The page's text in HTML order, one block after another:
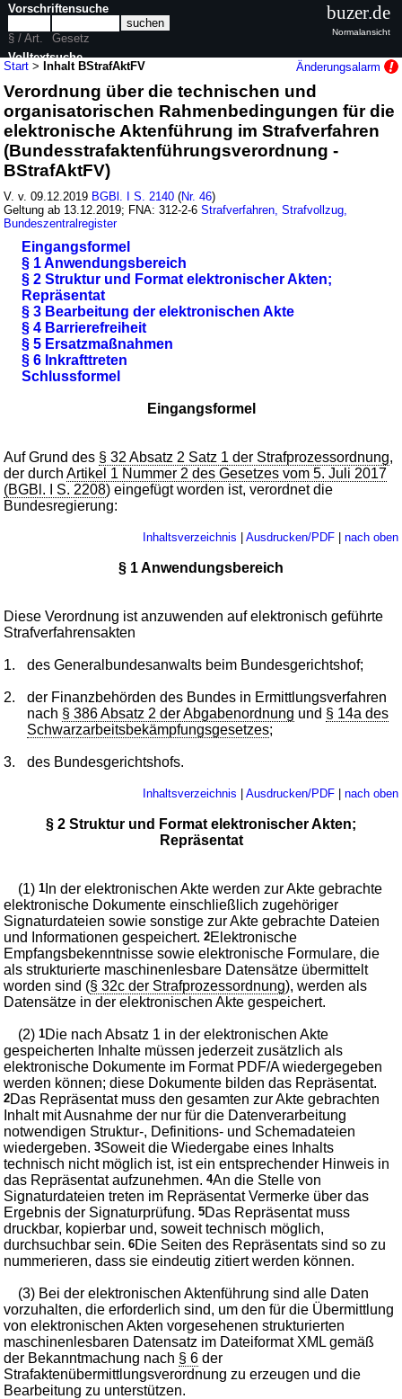
Start >Inhalt BStrafAktFV Änderungsalarm
Verordnung über die technischen und
organisatorischen Rahmenbedingungen für die
elektronische Aktenführung im Strafverfahren
(Bundesstrafaktenführungsverordnung -
BStrafAktFV)
V. v. 09.12.2019 BGBl. I S. 2140 (Nr. 46)
Geltung ab 13.12.2019; FNA: 312-2-6Strafverfahren, Strafvollzug,
Bundeszentralregister
Eingangsformel
§ 1 Anwendungsbereich
§ 2 Struktur und Format elektronischer Akten;
Repräsentat
§ 3 Bearbeitung der elektronischen Akte
§ 4 Barrierefreiheit
§ 5 Ersatzmaßnahmen
§ 6 Inkrafttreten
Schlussformel
Eingangsformel
Auf Grund des § 32 Absatz 2 Satz 1 der Strafprozessordnung,
der durchArtikel 1 Nummer 2 des Gesetzes vom 5. Juli 2017
(BGBl. I S. 2208) eingefügt worden ist, verordnet die
Bundesregierung:
Inhaltsverzeichnis | Ausdrucken/PDF| nach oben
§ 1 Anwendungsbereich
Diese Verordnung ist anzuwenden auf elektronisch geführte
Strafverfahrensakten
1. des Generalbundesanwalts beim Bundesgerichtshof;
2.
der Finanzbehörden des Bundes in Ermittlungsverfahren
nach § 386 Absatz 2 der Abgabenordnung und § 14a des
Schwarzarbeitsbekämpfungsgesetzes;
3. des Bundesgerichtshofs.
Inhaltsverzeichnis | Ausdrucken/PDF| nach oben
§ 2 Struktur und Format elektronischer Akten;
Repräsentat
(1)1 In der elektronischen Akte werden zur Akte gebrachte
elektronische Dokumente einschließlich zugehöriger
Signaturdateien sowie sonstige zur Akte gebrachte Dateien
und Informationen gespeichert.2Elektronische
Empfangsbekenntnisse sowie elektronische Formulare, die
als strukturierte maschinenlesbare Datensätze übermittelt
worden sind (§ 32c der Strafprozessordnung), werden als
Datensätze in der elektronischen Akte gespeichert.
(2)1Die nach Absatz 1 in der elektronischen Akte
gespeicherten Inhalte müssen jederzeit zusätzlich als
elektronische Dokumente im Format PDF/A wiedergegeben
werden können; diese Dokumente bilden das Repräsentat.
2Das Repräsentat muss den gesamten zur Akte gebrachten
Inhalt mit Ausnahme der nur für die Datenverarbeitung
notwendigen Struktur-, Definitions- und Schemadateien
wiedergeben.3Soweit die Wiedergabe eines Inhalts
technisch nicht möglich ist, ist ein entsprechender Hinweis in
das Repräsentat aufzunehmen.4An die Stelle von
Signaturdateien treten im Repräsentat Vermerke über das
Ergebnis der Signaturprüfung.5Das Repräsentat muss
druckbar, kopierbar und, soweit technisch möglich,
durchsuchbar sein.6Die Seiten des Repräsentats sind so zu
nummerieren, dass sie eindeutig zitiert werden können.
(3) Bei der elektronischen Aktenführung sind alle Daten
vorzuhalten, die erforderlich sind, um den für die Übermittlung
von elektronischen Akten vorgesehenen strukturierten
maschinenlesbaren Datensatz im Dateiformat XML gemäß
der Bekanntmachung nach § 6 der
Strafaktenübermittlungsverordnung zu erzeugen und die
Bearbeitung zu unterstützen.
Vorschriftensuche
§ / Art.
Gesetz
Volltextsuche
nur in BStrafAktFV
buzer.de
Normalansicht